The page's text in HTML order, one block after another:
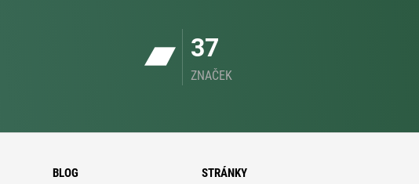
37
ZNAČEK
BLOG STRÁNKY